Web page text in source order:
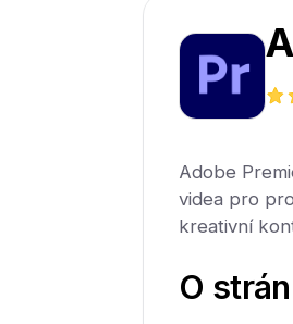
Adobe
videa pro
kreativní
O